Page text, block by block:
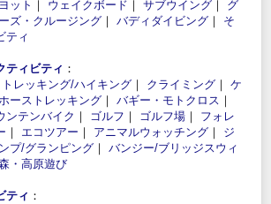
ヨット ｜ ウェイクボード ｜ サブウイング ｜ グ
ズ・クルージング ｜ バディダイビング ｜ そ
ティ
ティビティ ：
トレッキング/ハイキング ｜ クライミング ｜ ケ
ーストレッキング ｜ バギー・モトクロス ｜
ンテンバイク ｜ ゴルフ ｜ ゴルフ場 ｜ フォレ
｜ エコツアー ｜ アニマルウォッチング ｜ ジ
プ/グランピング ｜ バンジー/ブリッジスウィ
・高原遊び
ティ ：